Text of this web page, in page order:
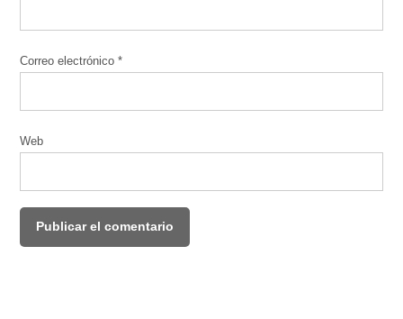
Correo electrónico*
Web